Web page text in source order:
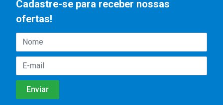
Cadastre-se para receber nossas
ofertas!